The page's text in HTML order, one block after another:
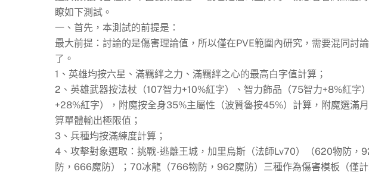
瞭如下測試。
一、首先，本測試的前提是：
最大前提：討論的是傷害理論值，所以僅在PVE範圍內研究，需要混同討
了。
1、英雄均按六星、滿羈絆之力、滿羈絆之心的最高白字值計算；
2、英雄武器按法杖（107智力+10%紅字）、智力飾品（75智力+8%紅字
+28%紅字），附魔按全身35%主屬性（波贊魯按45%）計算，附魔選滿
算單體輸出極限值；
3、兵種均按滿練度計算；
4、攻擊對象選取：挑戰-逃離王城，加里烏斯（法師Lv70）（620物防，
防，666魔防）；70冰龍（766物防，962魔防）三種作為傷害模板（僅